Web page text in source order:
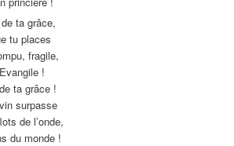
ta grâce,
tu places
fragile,
!
ta grâce !
surpasse
de l’onde,
du monde !